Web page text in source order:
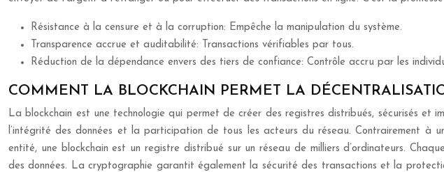
Résistance à la censure et à la corruption: Empêche la manipulation du système.
Transparence accrue et auditabilité: Transactions vérifiables par tous.
Réduction de la dépendance envers des tiers de confiance: Contrôle accru par les
COMMENT LA BLOCKCHAIN PERMET LA
La blockchain est une technologie qui permet de créer des registres distribués, sécurisés et
l’intégrité des données et la participation de tous les acteurs du réseau. Contrairement à
entité, une blockchain est un registre distribué sur un réseau de milliers d’ordinateurs.
des données. La cryptographie garantit également la sécurité des transactions et la